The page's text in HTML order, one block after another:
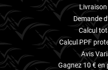
Demande
Calcul
Calcul PPF
Avis
Gagnez 10 €